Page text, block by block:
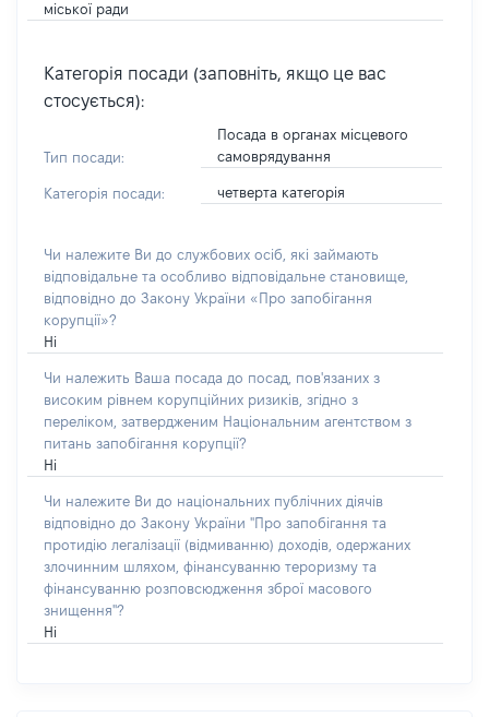
міської ради
Категорія посади (заповніть, якщо це вас
стосується):
Тип посади:
Посада в органах місцевого
самоврядування
Категорія посади: четверта категорія
Чи належите Ви до службових осіб, які займають
відповідальне та особливо відповідальне становище,
відповідно до Закону України «Про запобігання
корупції»?
Ні
Чи належить Ваша посада до посад, пов'язаних з
високим рівнем корупційних ризиків, згідно з
переліком, затвердженим Національним агентством з
питань запобігання корупції?
Ні
Чи належите Ви до національних публічних діячів
відповідно до Закону України "Про запобігання та
протидію легалізації (відмиванню) доходів, одержаних
злочинним шляхом, фінансуванню тероризму та
фінансуванню розповсюдження зброї масового
знищення"?
Ні